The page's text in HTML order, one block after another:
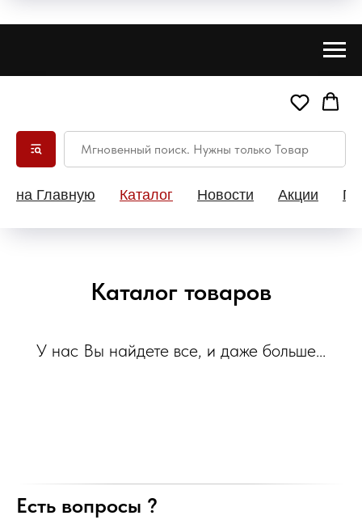
на Главную Каталог Новости Акции
Каталог товаров
У нас Вы найдете все, и даже больше...
Есть вопросы ?